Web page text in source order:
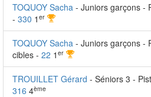
TOQUOY Sacha - Juniors garçons -
- 330 1 er
TOQUOY Sacha - Juniors garçons -
cibles - 22 1 er
TROUILLET Gérard - Séniors 3 -
316 4ème